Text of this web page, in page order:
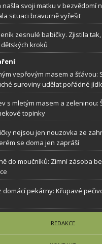
našla svoji matku v bezvědomí
situaci bravurně vyřešit
zesnulé babičky. Zjistila
kroků
vepřovým masem a šťávou:
suroviny udělat pořádné
s mletým masem a zeleninou:
topinky
nejsou jen nouzovka ze
se doma jen zapráší
do moučníků: Zimní zásoba
domácí pekárny: Křupavé
REDAKCE